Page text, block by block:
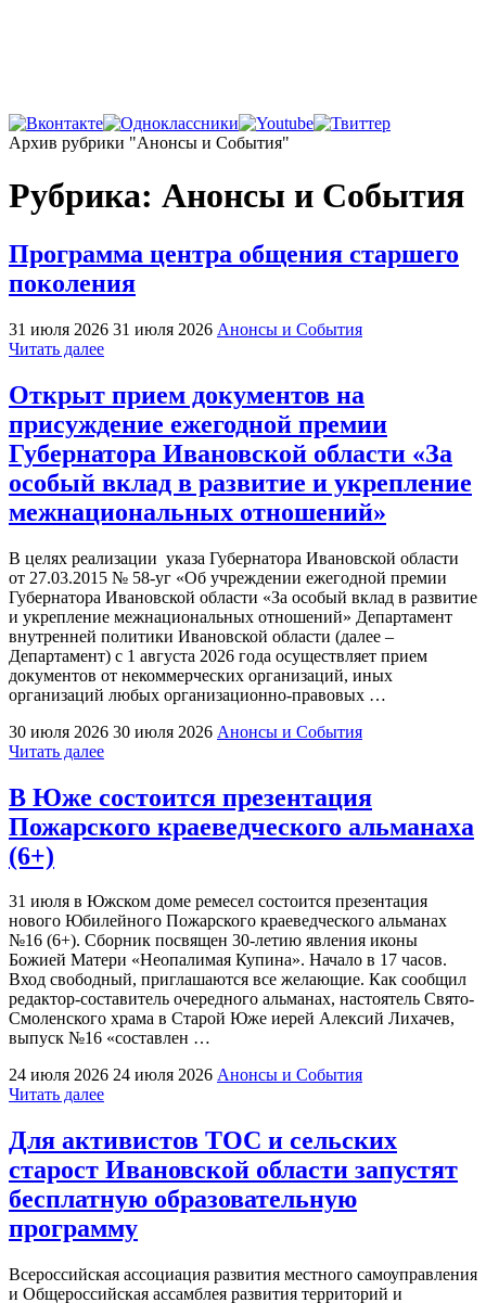
Главная
Архив рубрики "Анонсы и События"
Рубрика: Анонсы и События
Программа центра общения старшего
поколения
31 июля 2026 31 июля 2026 Анонсы и События
Читать далее"Программа
старшего
поколения"
Открыт прием документов на
присуждение ежегодной премии
Губернатора Ивановской области «За
особый вклад в развитие и укрепление
межнациональных отношений»
В целях реализации указа Губернатора Ивановской области
от 27.03.2015 № 58-уг «Об учреждении ежегодной премии
Губернатора Ивановской области «За особый вклад в развитие
и укрепление межнациональных отношений» Департамент
внутренней политики Ивановской области (далее –
Департамент) с 1 августа 2026 года осуществляет прием
документов от некоммерческих организаций, иных
организаций любых организационно-правовых …
30 июля 2026 30 июля 2026 Анонсы и События
Читать далее"Открыт
на
присуждение
Ивановской
области
«За
особый
вклад
в
развитие
и
межнациональных
отношений»"
В Юже состоится презентация
Пожарского краеведческого альманаха
(6+)
31 июля в Южском доме ремесел состоится презентация
нового Юбилейного Пожарского краеведческого альманах
№16 (6+). Сборник посвящен 30-летию явления иконы
Божией Матери «Неопалимая Купина». Начало в 17 часов.
Вход свободный, приглашаются все желающие. Как сообщил
редактор-составитель очередного альманах, настоятель Свято-
Смоленского храма в Старой Юже иерей Алексий Лихачев,
выпуск №16 «составлен …
24 июля 2026 24 июля 2026 Анонсы и События
Читать далее"В
состоится
презентация
Пожарского
краеведческого
альманаха
(6+)"
Для активистов ТОС и сельских
старост Ивановской области запустят
бесплатную образовательную
программу
Всероссийская ассоциация развития местного самоуправления
и Общероссийская ассамблея развития территорий и